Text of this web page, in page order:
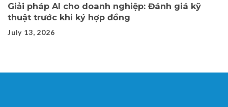
Giải pháp AI cho doanh nghiệp: Đánh giá kỹ
thuật trước khi ký hợp đồng
July 13, 2026